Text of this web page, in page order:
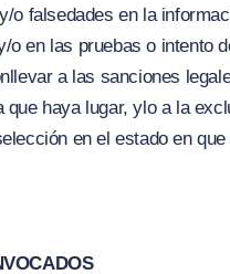
o falsedades en la
o en las pruebas o intento
a las sanciones
que haya lugar, ylo a la
en el estado en